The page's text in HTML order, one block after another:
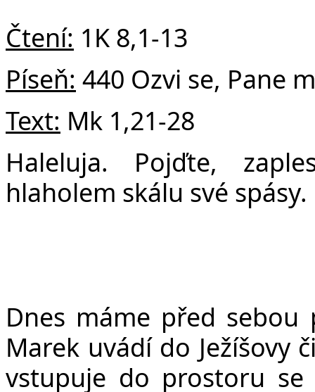
Čtení: 1K 8,1-13
Píseň: 440 Ozvi se, Pane
Text: Mk 1,21-28
Haleluja. Pojďte,
hlaholem skálu své
Dnes máme před
Marek uvádí do Ježíšovy
vstupuje do prostoru